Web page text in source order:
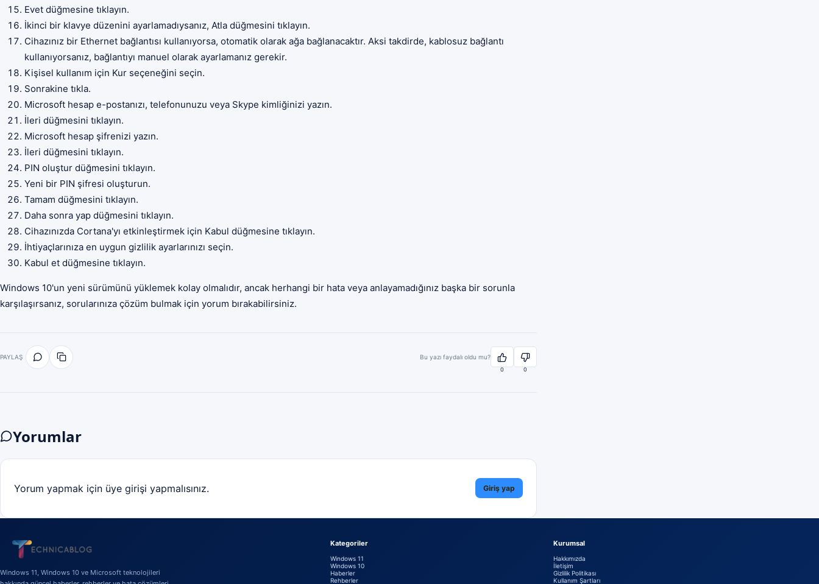
Evet düğmesine tıklayın.
İkinci bir klavye düzenini ayarlamadıysanız, Atla düğmesini tıklayın.
Cihazınız bir Ethernet bağlantısı kullanıyorsa, otomatik olarak ağa bağlanacaktır. Aksi takdirde, kablosuz bağlantı
kullanıyorsanız, bağlantıyı manuel olarak ayarlamanız gerekir.
Kişisel kullanım için Kur seçeneğini seçin.
Sonrakine tıkla.
Microsoft hesap e-postanızı, telefonunuzu veya Skype kimliğinizi yazın.
İleri düğmesini tıklayın.
Microsoft hesap şifrenizi yazın.
İleri düğmesini tıklayın.
PIN oluştur düğmesini tıklayın.
Yeni bir PIN şifresi oluşturun.
Tamam düğmesini tıklayın.
Daha sonra yap düğmesini tıklayın.
Cihazınızda Cortana'yı etkinleştirmek için Kabul düğmesine tıklayın.
İhtiyaçlarınıza en uygun gizlilik ayarlarınızı seçin.
Kabul et düğmesine tıklayın.
Windows 10'un yeni sürümünü yüklemek kolay olmalıdır, ancak herhangi bir hata veya anlayamadığınız başka bir sorunla
karşılaşırsanız, sorularınıza çözüm bulmak için yorum bırakabilirsiniz.
PAYLAŞ Bu yazı faydalı oldu mu?
0 0
Yorumlar
Yorum yapmak için üye girişi yapmalısınız. Giriş yap
Windows 11, Windows 10 ve Microsoft teknolojileri
Kategoriler
Windows 11
Windows 10
Haberler
Rehberler
Kurumsal
Hakkımızda
İletişim
Gizlilik Politikası
Kullanım Şartları